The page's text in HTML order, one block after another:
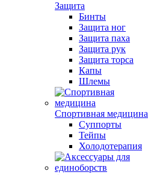
Защита
Бинты
Защита ног
Защита паха
Защита рук
Защита торса
Капы
Шлемы
Спортивная медицина
Суппорты
Тейпы
Холодотерапия